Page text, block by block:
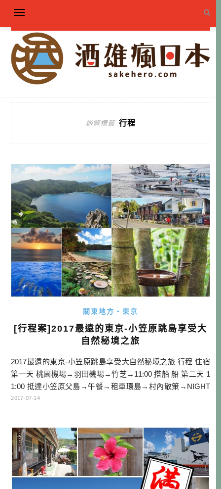
遊覽標籤 行程
關東地方・東京
[行程案]2017最遠的東京-小笠原跳島享受大
自然秘境之旅
2017最遠的東京-小笠原跳島享受大自然秘境之旅 行程 住宿
第一天 桃園機場→羽田機場→竹芝→11:00 搭船 船 第二天 1
1:00 抵達小笠原父島→午餐→租車環島→村內散策→NIGHT
TOUR→住宿 父島 第三天 南島上陸半日TOUR→黃昏SUP T
六天 […]…
2017-07-14